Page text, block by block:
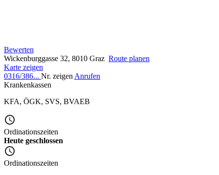
Bewerten
Wickenburggasse 32, 8010 Graz Route planen
Karte zeigen
0316/386... Nr. zeigen Anrufen
Krankenkassen
KFA, ÖGK, SVS, BVAEB
Ordinationszeiten
Heute geschlossen
Ordinationszeiten